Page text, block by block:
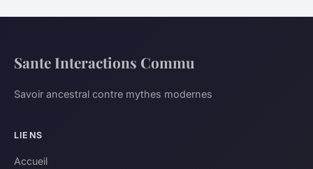
Sante Interactions Commu
Savoir ancestral contre mythes modernes
LIENS
Accueil